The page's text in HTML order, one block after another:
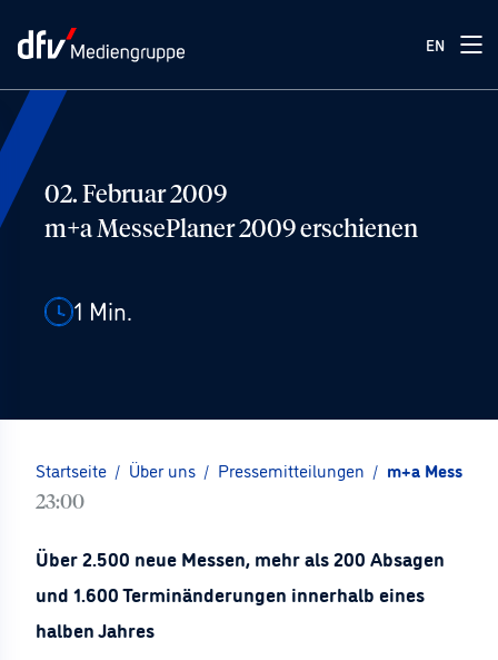
EN
02. Februar 2009
m+a MessePlaner 2009 erschienen
1 Min.
Startseite / Über uns / Pressemitteilungen / m+a
23:00
Über 2.500 neue Messen, mehr als 200 Absagen
und 1.600 Terminänderungen innerhalb eines
halben Jahres